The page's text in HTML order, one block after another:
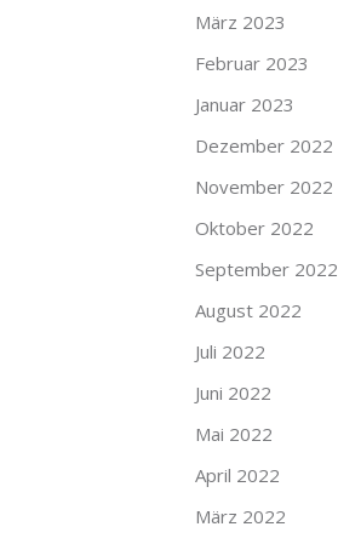
März 2023
Februar 2023
Januar 2023
Dezember 2022
November 2022
Oktober 2022
September 2022
August 2022
Juli 2022
Juni 2022
Mai 2022
April 2022
März 2022